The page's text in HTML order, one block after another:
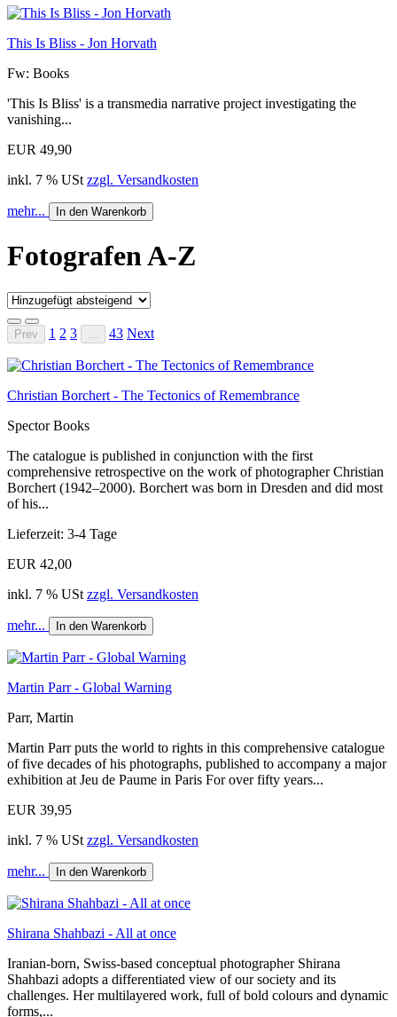
This Is Bliss - Jon Horvath
Fw: Books
'This Is Bliss' is a transmedia narrative project investigating the
vanishing...
EUR 49,90
inkl. 7 % USt zzgl. Versandkosten
mehr... In den Warenkorb
Fotografen A-Z
Prev 1 2 3 43 Next
Christian Borchert - The Tectonics of Remembrance
Spector Books
The catalogue is published in conjunction with the first
comprehensive retrospective on the work of photographer Christian
Borchert (1942–2000). Borchert was born in Dresden and did most
of his...
Lieferzeit: 3-4 Tage
EUR 42,00
inkl. 7 % USt zzgl. Versandkosten
mehr... In den Warenkorb
Martin Parr - Global Warning
Parr, Martin
Martin Parr puts the world to rights in this comprehensive catalogue
of five decades of his photographs, published to accompany a major
exhibition at Jeu de Paume in Paris For over fifty years...
EUR 39,95
inkl. 7 % USt zzgl. Versandkosten
mehr... In den Warenkorb
Shirana Shahbazi - All at once
Iranian-born, Swiss-based conceptual photographer Shirana
Shahbazi adopts a differentiated view of our society and its
challenges. Her multilayered work, full of bold colours and dynamic
forms,...